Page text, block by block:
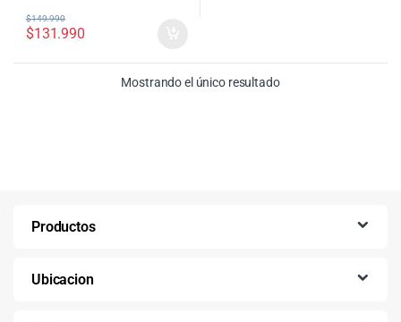
$131.990
$149.990
Mostrando el único resultado
Productos
Ubicacion